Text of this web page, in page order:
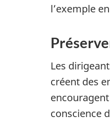
l’exemple
Les
créent des
conscience